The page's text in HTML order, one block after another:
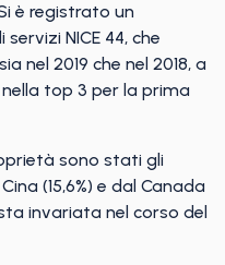
Si è registrato un
NICE 44, che
nel 2019 che nel 2018, a
top 3 per la prima
sono stati gli
(15,6%) e dal Canada
invariata nel corso del